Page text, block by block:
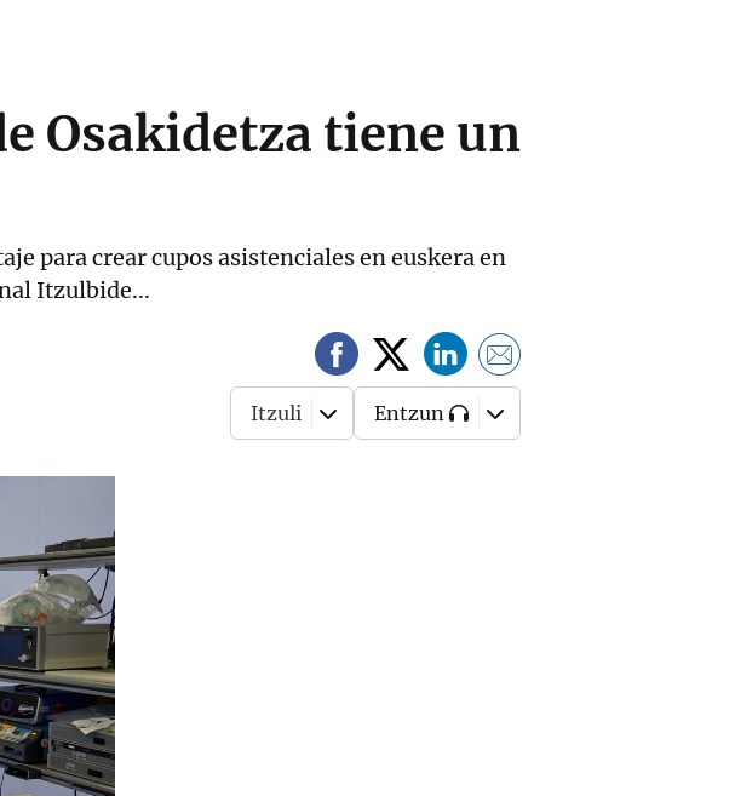
Osakidetza tiene un
para crear cupos asistenciales en euskera en
Itzulbide...
Itzuli Entzun